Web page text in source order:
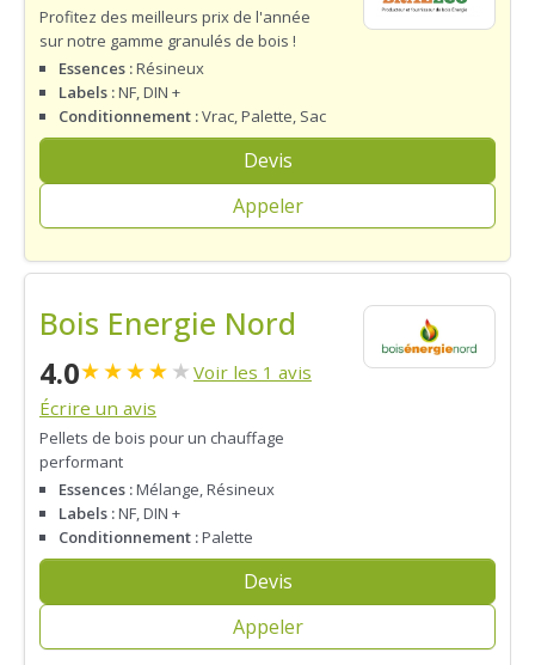
BLOG
ESPACE PRO
Profitez des meilleurs prix de l'année
sur notre gamme granulés de bois !
Essences :Résineux
Labels :NF, DIN +
Conditionnement :Vrac, Palette, Sac
Devis
Appeler
Bois Energie Nord
4.0★★★★★ Voir les 1 avis
Écrire un avis
Pellets de bois pour un chauffage
performant
Essences :Mélange, Résineux
Labels :NF, DIN +
Conditionnement :Palette
Devis
Appeler